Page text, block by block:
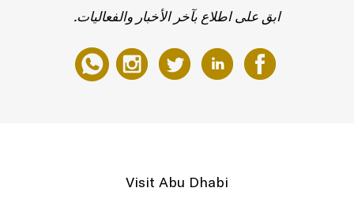
ابق على اطلاع بآخر الأخبار والفعاليات.
Visit Abu Dhabi